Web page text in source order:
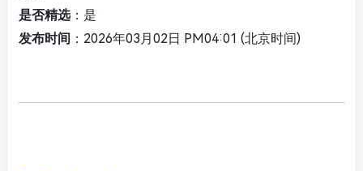
是否精选：是
发布时间 ：2026年03月02日 PM04:01 (北京时间)